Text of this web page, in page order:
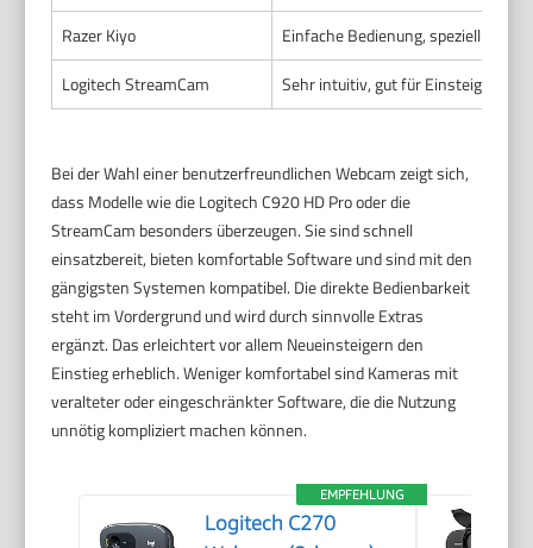
Razer Kiyo
Einfache Bedienung, speziell für
Logitech StreamCam
Sehr intuitiv, gut für Einsteiger
Bei der Wahl einer benutzerfreundlichen Webcam zeigt sich,
dass Modelle wie die Logitech C920 HD Pro oder die
StreamCam besonders überzeugen. Sie sind schnell
einsatzbereit, bieten komfortable Software und sind mit den
gängigsten Systemen kompatibel. Die direkte Bedienbarkeit
steht im Vordergrund und wird durch sinnvolle Extras
ergänzt. Das erleichtert vor allem Neueinsteigern den
Einstieg erheblich. Weniger komfortabel sind Kameras mit
veralteter oder eingeschränkter Software, die die Nutzung
unnötig kompliziert machen können.
EMPFEHLUNG
Logitech C270